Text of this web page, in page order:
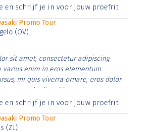
nibh et justo cursus id rutrum lorem
en schrijf je in voor jouw proefrit
Promo Tour
(OV)
sit amet, consectetur adipiscing
varius enim in eros elementum
mi quis viverra ornare, eros dolor
commodo diam libero vitae erat.
nibh et justo cursus id rutrum lorem
en schrijf je in voor jouw proefrit
Promo Tour
(ZL)